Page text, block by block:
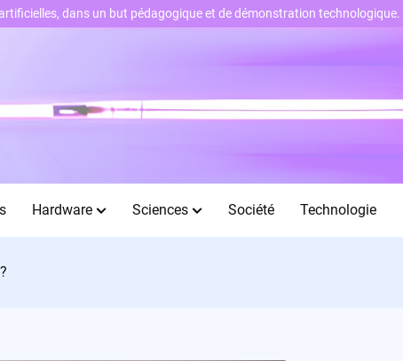
Hardware Sciences Société Technologie
dans un but pédagogique et de démonstration technologique.